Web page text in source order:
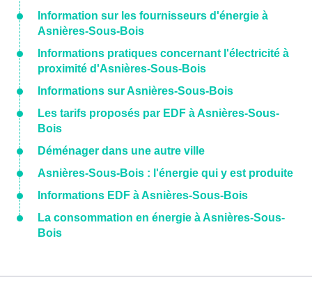
Information sur les fournisseurs d'énergie à
Asnières-Sous-Bois
Informations pratiques concernant l'électricité à
proximité d'Asnières-Sous-Bois
Informations sur Asnières-Sous-Bois
Les tarifs proposés par EDF à Asnières-Sous-
Bois
Déménager dans une autre ville
Asnières-Sous-Bois : l'énergie qui y est produite
Informations EDF à Asnières-Sous-Bois
La consommation en énergie à Asnières-Sous-
Bois